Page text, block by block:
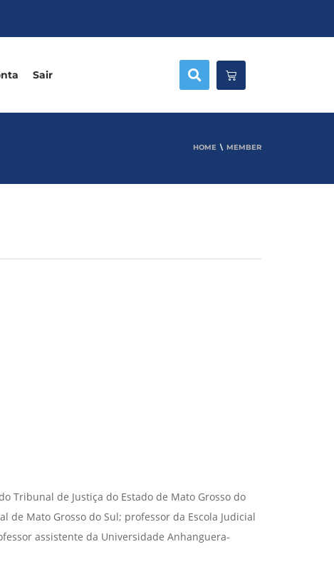
Sair
HOME MEMBER
Tribunal de Justiça do Estado de Mato Grosso do
de Mato Grosso do Sul; professor da Escola Judicial
assistente da Universidade Anhanguera-